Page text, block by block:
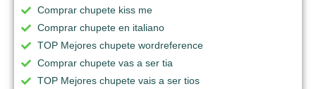
Comprar chupete kiss me
Comprar chupete en italiano
TOP Mejores chupete wordreference
Comprar chupete vas a ser tia
TOP Mejores chupete vais a ser tios